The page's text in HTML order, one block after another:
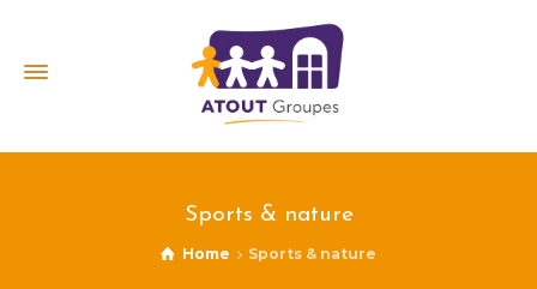
Sports & nature
Home Sports & nature